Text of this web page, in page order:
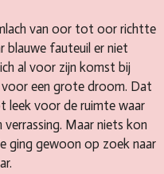
van oor tot oor richtte
blauwe fauteuil er niet
al voor zijn komst bij
een grote droom. Dat
leek voor de ruimte waar
verrassing. Maar niets kon
ging gewoon op zoek naar